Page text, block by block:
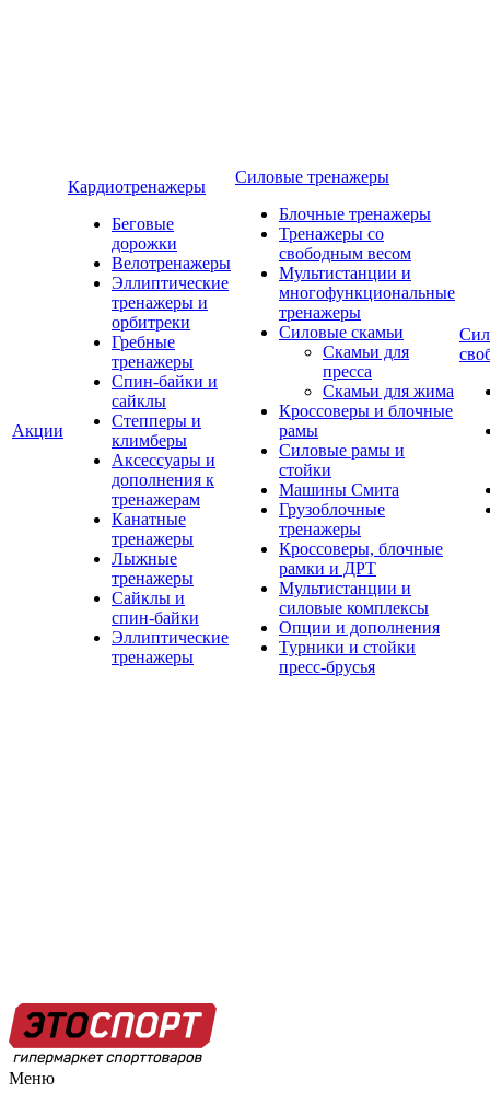
Акции
Кардиотренажеры
Беговые
дорожки
Велотренажеры
Эллиптические
тренажеры и
орбитреки
Гребные
тренажеры
Спин-байки и
сайклы
Степперы и
климберы
Аксессуары и
дополнения к
тренажерам
Канатные
тренажеры
Лыжные
тренажеры
Сайклы и
спин-байки
Эллиптические
тренажеры
Силовые тренажеры
Блочные тренажеры
Тренажеры со
свободным весом
Мультистанции и
многофункциональные
тренажеры
Силовые скамьи
Скамьи для
пресса
Скамьи для жима
Кроссоверы и блочные
рамы
Силовые рамы и
стойки
Машины Смита
Грузоблочные
тренажеры
Кроссоверы, блочные
рамки и ДРТ
Мультистанции и
силовые комплексы
Опции и дополнения
Турники и стойки
пресс-брусья
Меню